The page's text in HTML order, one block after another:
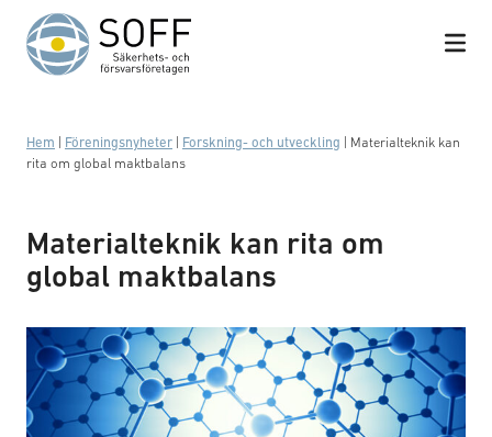
Hoppa till innehåll
Hem Föreningsnyheter Forskning- och utveckling
Materialteknik kan
rita om global maktbalans
Materialteknik kan rita om
global maktbalans